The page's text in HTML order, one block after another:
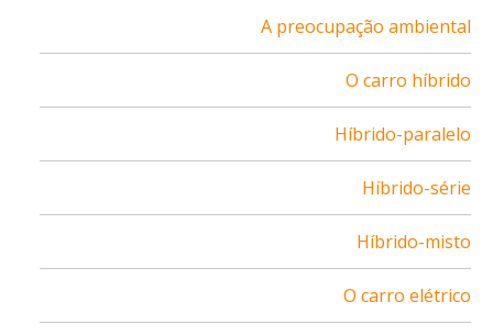
A preocupação ambiental
O carro híbrido
Híbrido-paralelo
Híbrido-série
Híbrido-misto
O carro elétrico